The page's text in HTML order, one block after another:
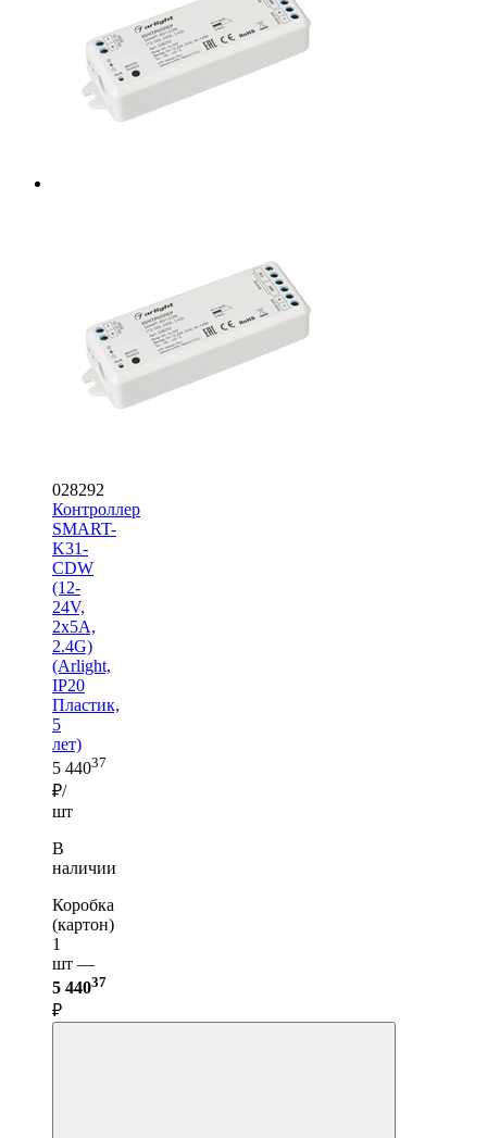
028292
Контроллер
SMART-
K31-
CDW
(12-
24V,
2x5A,
2.4G)
(Arlight,
IP20
Пластик,
5
лет)
5 44037
₽/
шт
В
наличии
Коробка
(картон)
1
шт —
5 44037
₽